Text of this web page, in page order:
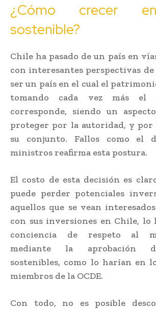
¿Cómo crecer
sostenible?
Chile ha pasado de un país en
con interesantes perspectivas
ser un país en el cual el
tomando cada vez más
corresponde, siendo un
proteger por la autoridad, y por
su conjunto. Fallos como el
ministros reafirma esta postura.
El costo de esta decisión es
puede perder potenciales
aquellos que se vean
con sus inversiones en Chile, lo
conciencia de respeto al
mediante la aprobación
sostenibles, como lo harían en
miembros de la OCDE.
Con todo, no es posible